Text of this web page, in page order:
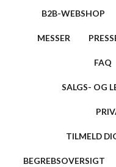
B2B-WEBSHOP
MESSER
FAQ
SALGS- OG
TILMELD
BEGREBSOVERSIGT